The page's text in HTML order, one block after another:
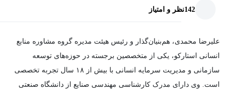
142نظر و امتیاز
علیرضا محمدی، هم‌بنیان‌گذار و رئیس هیئت مدیره گروه مشاوره منابع
انسانی استارکو، یکی از متخصصین برجسته در حوزه‌های توسعه
سازمانی و مدیریت سرمایه انسانی با بیش از ۱۸ سال تجربه تخصصی
است. وی دارای مدرک کارشناسی مهندسی صنایع از دانشگاه صنعتی